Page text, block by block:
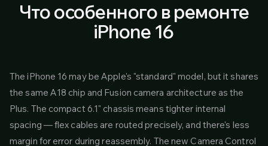
Что особенного в ремонте
iPhone 16
The iPhone 16 may be Apple's "standard" model, but it shares
the same A18 chip and Fusion camera architecture as the
Plus. The compact 6.1" chassis means tighter internal
spacing — flex cables are routed precisely, and there's less
margin for error during reassembly. The new Camera Control